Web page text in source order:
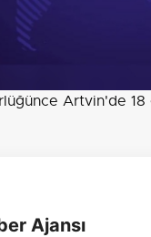
Artvin'de
Ajansı